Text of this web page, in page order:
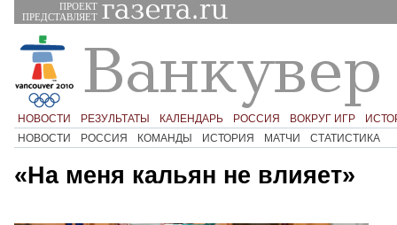
ПРОЕКТ
ПРЕДСТАВЛЯЕТ
НОВОСТИ РЕЗУЛЬТАТЫ КАЛЕНДАРЬ РОССИЯ ВОКРУГ ИГР
НОВОСТИ
РОССИЯ КОМАНДЫ ИСТОРИЯ МАТЧИ СТАТИСТИКА
«На меня кальян не влияет»